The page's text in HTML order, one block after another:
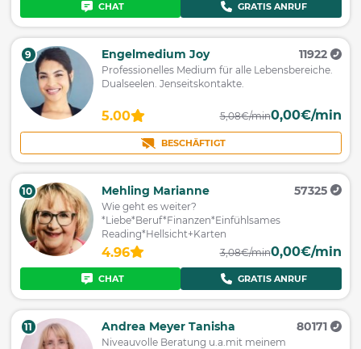
CHAT GRATIS ANRUF
9 Engelmedium Joy 11922
Professionelles Medium für alle Lebensbereiche.
Dualseelen. Jenseitskontakte.
5.00 5,08€/min0,00€/min
BESCHÄFTIGT
10 Mehling Marianne 57325
Wie geht es weiter?
*Liebe*Beruf*Finanzen*Einfühlsames
Reading*Hellsicht+Karten
4.96 3,08€/min0,00€/min
CHAT GRATIS ANRUF
11 Andrea Meyer Tanisha 80171
Niveauvolle Beratung u.a.mit meinem